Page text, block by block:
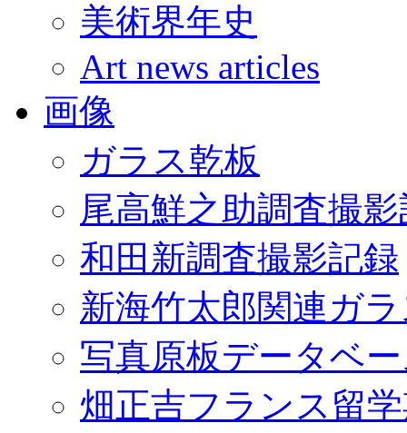
美術界年史
Art news articles
画像
ガラス乾板
尾高鮮之助調査撮
和田新調査撮影記録
新海竹太郎関連ガ
写真原板データベ
畑正吉フランス留